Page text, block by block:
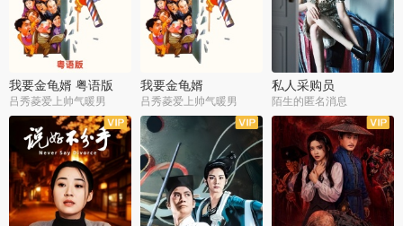
我要金龟婿 粤语版
吕秀菱爱上帅气暖男
我要金龟婿
吕秀菱爱上帅气暖男
私人采购员
陌生的匿名消息